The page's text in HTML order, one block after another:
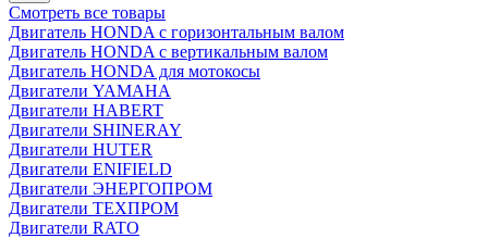
Смотреть все товары
Двигатель HONDA с горизонтальным валом
Двигатель HONDA с вертикальным валом
Двигатель HONDA для мотокосы
Двигатели YAMAHA
Двигатели HABERT
Двигатели SHINERAY
Двигатели HUTER
Двигатели ENIFIELD
Двигатели ЭНЕРГОПРОМ
Двигатели ТЕХПРОМ
Двигатели RATO